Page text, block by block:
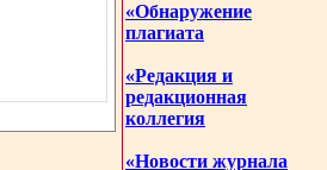
«Обнаружение
плагиата
«Редакция и
редакционная
коллегия
«Новости журнала